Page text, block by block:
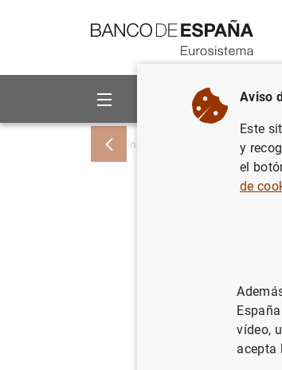
Sobre el Banco
Inicio Noticias y eventos
31/
Aviso
Este
y
el
de
vídeo,
acepta